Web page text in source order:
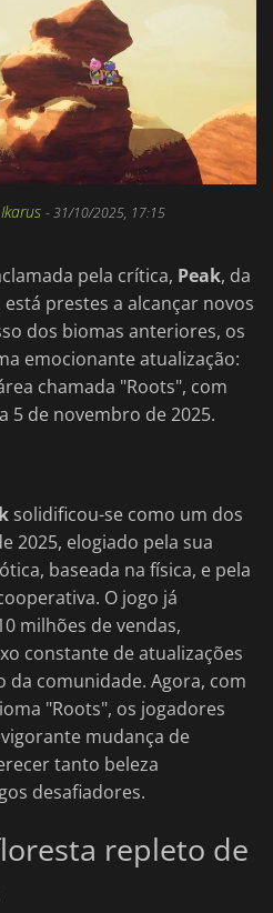
-31/10/2025, 17:15
pela crítica, Peak, da
prestes a alcançar novos
dos biomas anteriores, os
emocionante atualização:
chamada "Roots", com
5 de novembro de 2025.
solidificou-se como um dos
2025, elogiado pela sua
baseada na física, e pela
O jogo já
milhões de vendas,
constante de atualizações
da comunidade. Agora, com
"Roots", os jogadores
mudança de
tanto beleza
desafiadores.
repleto de